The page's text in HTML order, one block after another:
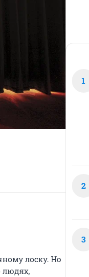
лоску. Но
людях,
1
2
3